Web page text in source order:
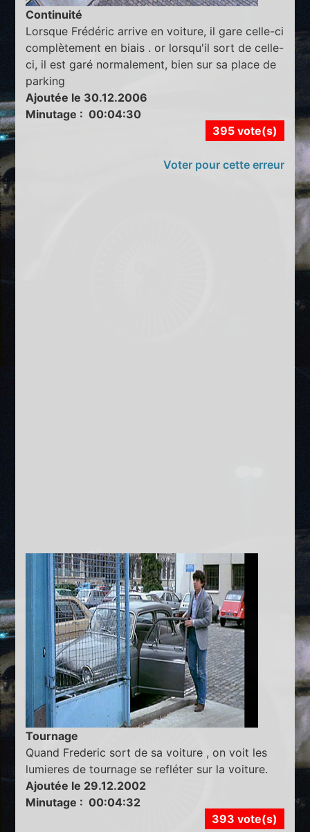
Continuité
Lorsque Frédéric arrive en voiture, il gare celle-ci
complètement en biais . or lorsqu'il sort de celle-
ci, il est garé normalement, bien sur sa place de
parking
Ajoutée le 30.12.2006
Minutage : 00:04:30
395 vote(s)
Voter pour cette erreur
Tournage
Quand Frederic sort de sa voiture , on voit les
lumieres de tournage se refléter sur la voiture.
Ajoutée le 29.12.2002
Minutage : 00:04:32
393 vote(s)